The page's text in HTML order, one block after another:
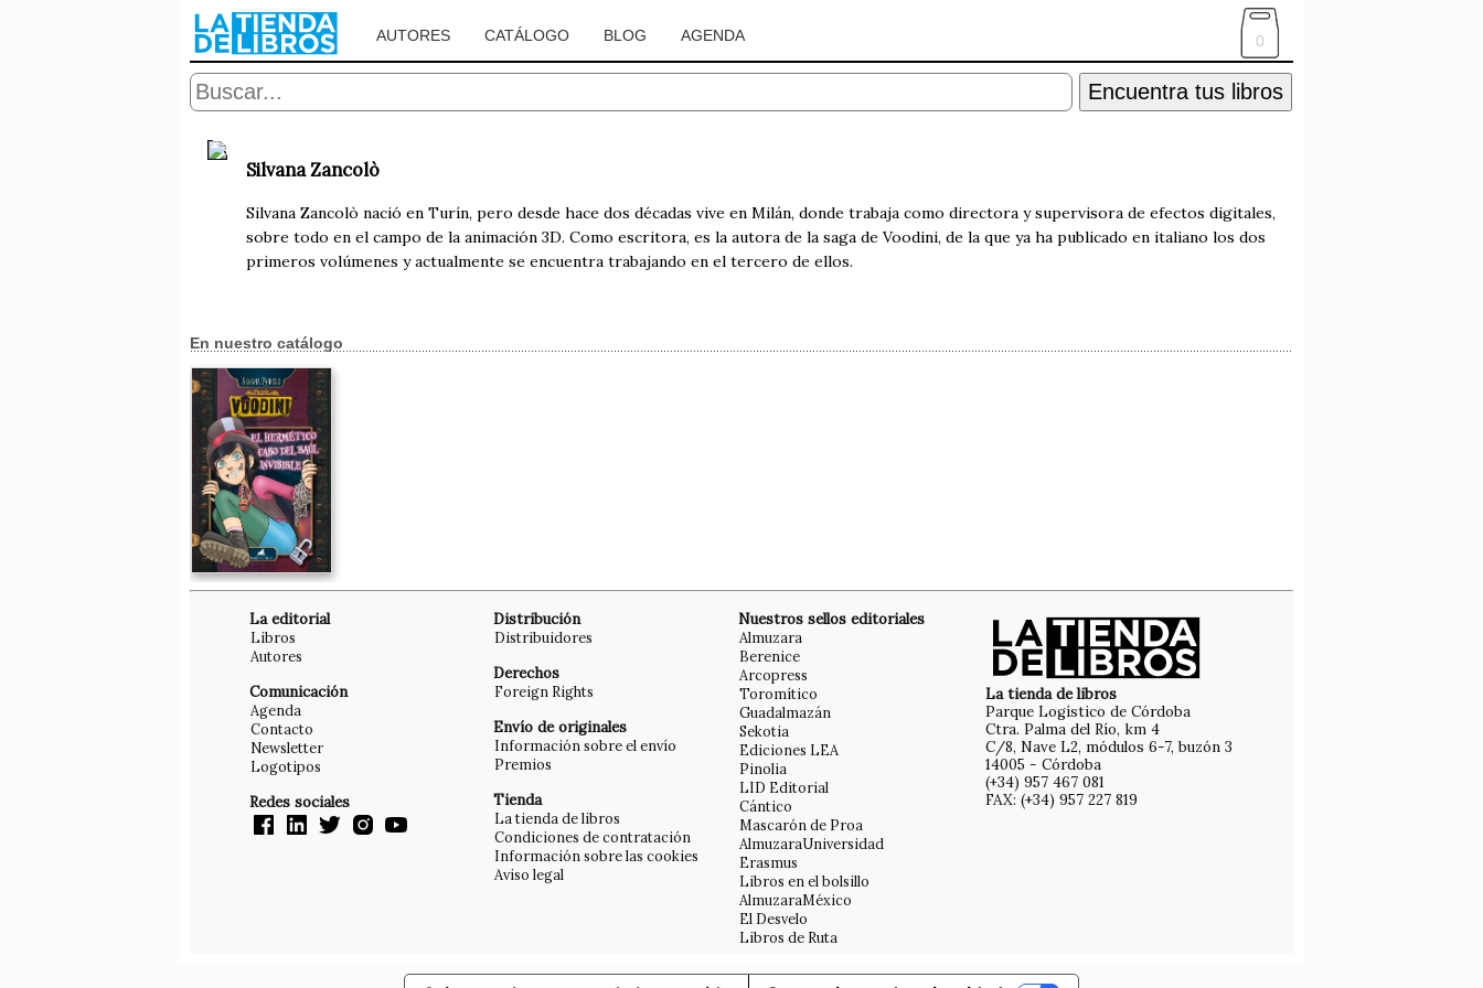
AUTORES CATÁLOGO BLOG AGENDA 0
Encuentra tus libros
Silvana Zancolò
Silvana Zancolò nació en Turín, pero desde hace dos décadas vive en Milán, donde trabaja como directora y supervisora de efectos digitales,
sobre todo en el campo de la animación 3D. Como escritora, es la autora de la saga de Voodini, de la que ya ha publicado en italiano los dos
primeros volúmenes y actualmente se encuentra trabajando en el tercero de ellos.
En nuestro catálogo
La editorial
Libros
Autores
Comunicación
Agenda
Contacto
Newsletter
Logotipos
Redes sociales
Distribución
Distribuidores
Derechos
Foreign Rights
Envío de originales
Información sobre el envío
Premios
Tienda
La tienda de libros
Condiciones de contratación
Información sobre las cookies
Aviso legal
Nuestros sellos editoriales
Almuzara
Berenice
Arcopress
Toromítico
Guadalmazán
Sekotia
Ediciones LEA
Pinolia
LID Editorial
Cántico
Mascarón de Proa
AlmuzaraUniversidad
Erasmus
Libros en el bolsillo
AlmuzaraMéxico
El Desvelo
Libros de Ruta
La tienda de libros
Parque Logístico de Córdoba
Ctra. Palma del Río, km 4
C/8, Nave L2, módulos 6-7, buzón 3
14005 - Córdoba
(+34) 957 467 081
FAX: (+34) 957 227 819